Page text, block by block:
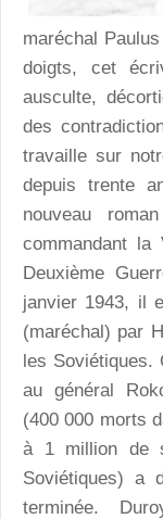
maréchal
doigts, cet
ausculte,
des
travaille sur
depuis trente
nouveau
commandant la
Deuxième
janvier 1943, il
(maréchal) par
les Soviétiques.
au général
(400 000 morts
à 1 million de
Soviétiques) a
terminée.